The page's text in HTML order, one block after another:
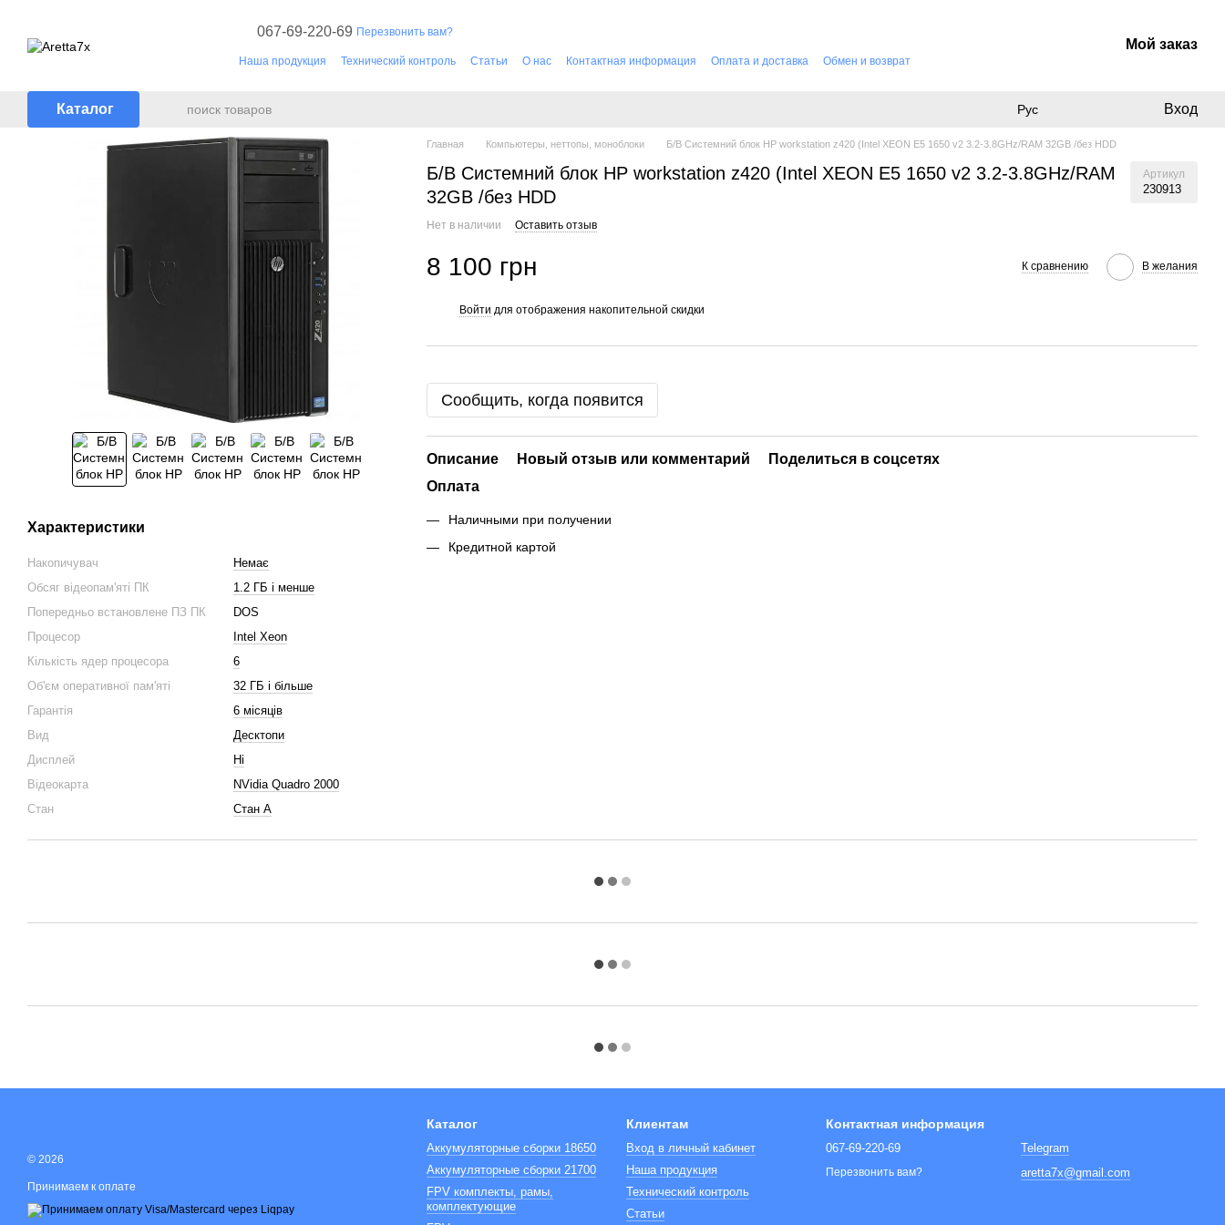
067-69-220-69 Перезвонить вам?
Наша продукция Технический контроль Cтатьи О нас Контактная информация Оплата и доставка
Обмен и возврат
Мой заказ
Каталог Рус Вход
Характеристики
Накопичувач
Немає
Обсяг відеопам'яті ПК
1.2 ГБ і менше
Попередньо встановлене ПЗ ПК
DOS
Процесор
Intel Xeon
Кількість ядер процесора
6
Об'єм оперативної пам'яті
32 ГБ і більше
Гарантія
6 місяців
Вид
Десктопи
Дисплей
Ні
Відеокарта
NVidia Quadro 2000
Стан
Стан A
Главная Компьютеры, неттопы, моноблоки Б/В Системний блок HP workstation z420 (Intel XEON E5 1650 v2 3.2-3.8GHz/RAM 32GB /без HDD
Б/В Системний блок HP workstation z420 (Intel XEON E5 1650 v2 3.2-3.8GHz/RAM
32GB /без HDD
Артикул
230913
Нет в наличии Оставить отзыв
8 100 грн К сравнению В желания
Войти для отображения накопительной скидки
Сообщить, когда появится
Описание Новый отзыв или комментарий
Поделиться в соцсетях
Оплата
Наличными при получении
Кредитной картой
© 2026
Принимаем к оплате
Каталог
Аккумуляторные сборки 18650
Аккумуляторные сборки 21700
FPV комплекты, рамы,
комплектующие
Клиентам
Вход в личный кабинет
Наша продукция
Технический контроль
Cтатьи
Контактная информация
067-69-220-69
Перезвонить вам?
Telegram
aretta7x@gmail.com